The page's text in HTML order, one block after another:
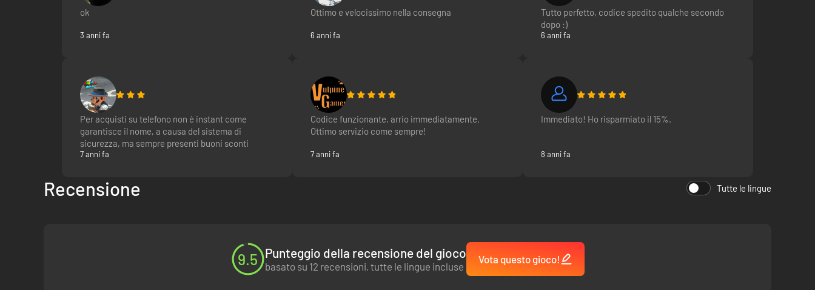
ok
3 anni fa
Ottimo e velocissimo nella consegna
6 anni fa
Tutto perfetto, codice spedito qualche secondo
dopo :)
6 anni fa
Per acquisti su telefono non è instant come
garantisce il nome, a causa del sistema di
sicurezza, ma sempre presenti buoni sconti
7 anni fa
Codice funzionante, arrio immediatamente.
Ottimo servizio come sempre!
7 anni fa
Immediato! Ho risparmiato il 15%.
8 anni fa
Recensione Tutte le lingue
9.5 Punteggio della recensione del gioco
basato su 12 recensioni, tutte le lingue incluse
Vota questo gioco!